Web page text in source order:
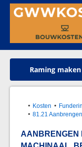
Raming maken
Kosten
81.21
AANBRENGEN